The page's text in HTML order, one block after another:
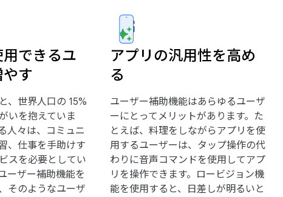
できるユ
す
、世界人口の 15%
いを抱えていま
人々は、コミュニ
、仕事を手助けす
スを必要としてい
ーザー補助機能を
そのようなユーザ
アプリの汎用性を高め
る
ユーザー補助機能はあらゆるユーザ
ーにとってメリットがあります。た
とえば、料理をしながらアプリを使
用するユーザーは、タップ操作の代
わりに音声コマンドを使用してアプ
リを操作できます。ロービジョン機
能を使用すると、日差しが明るいと